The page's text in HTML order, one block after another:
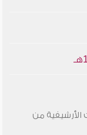
الأرشيفية من